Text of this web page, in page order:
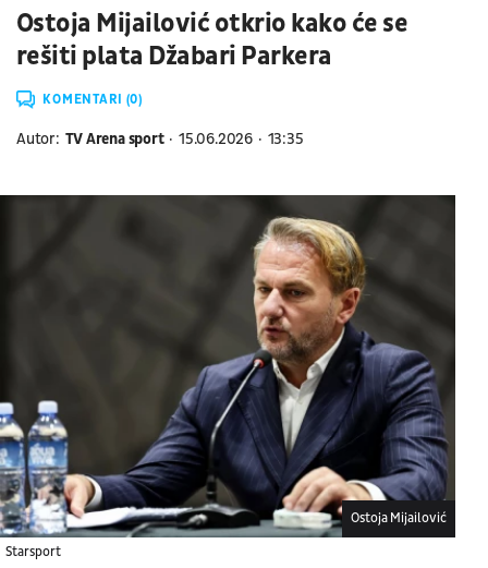
Ostoja Mijailović otkrio kako će se
rešiti plata Džabari Parkera
KOMENTARI (0)
Autor: TV Arena sport 15.06.2026 13:35
Starsport
Ostoja Mijailović